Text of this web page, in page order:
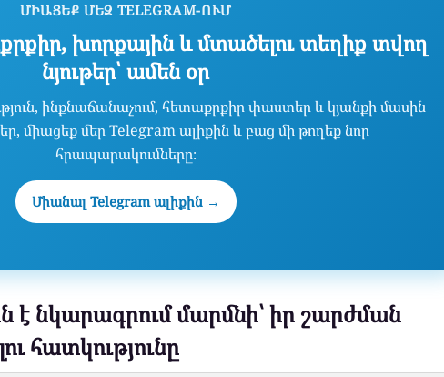
ՄԻԱՑԵՔ ՄԵԶ TELEGRAM-ՈՒՄ
խորքային և մտածելու տեղիք տվող
նյութեր՝ ամեն օր
ինքնաճանաչում, հետաքրքիր փաստեր և կյանքի մասին
միացեք մեր Telegram ալիքին և բաց մի թողեք նոր
հրապարակումները։
Միանալ Telegram ալիքին →
է նկարագրում մարմնի՝ իր շարժման
հատկությունը